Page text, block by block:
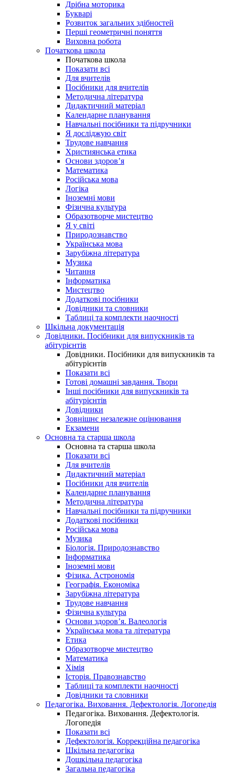
Дрібна моторика
Букварі
Розвиток загальних здібностей
Перші геометричні поняття
Виховна робота
Початкова школа
Початкова школа
Показати всі
Для вчителів
Посібники для вчителів
Методична література
Дидактичний матеріал
Календарне планування
Навчальні посібники та підручники
Я досліджую світ
Трудове навчання
Християнська етика
Основи здоров’я
Математика
Російська мова
Логіка
Іноземні мови
Фізична культура
Образотворче мистецтво
Я у світі
Природознавство
Українська мова
Зарубіжна література
Музика
Читання
Інформатика
Мистецтво
Додаткові посібники
Довідники та словники
Таблиці та комплекти наочності
Шкільна документація
Довідники. Посібники для випускників та
абітурієнтів
Довідники. Посібники для випускників та
абітурієнтів
Показати всі
Готові домашні завдання. Твори
Інші посібники для випускників та
абітурієнтів
Довідники
Зовнішнє незалежне оцінювання
Екзамени
Основна та старша школа
Основна та старша школа
Показати всі
Для вчителів
Дидактичний матеріал
Посібники для вчителів
Календарне планування
Методична література
Навчальні посібники та підручники
Додаткові посібники
Російська мова
Музика
Біологія. Природознавство
Інформатика
Іноземні мови
Фізика. Астрономія
Географія. Економіка
Зарубіжна література
Трудове навчання
Фізична культура
Основи здоров’я. Валеологія
Українська мова та література
Етика
Образотворче мистецтво
Математика
Хімія
Історія. Правознавство
Таблиці та комплекти наочності
Довідники та словники
Педагогіка. Виховання. Дефектологія. Логопедія
Педагогіка. Виховання. Дефектологія.
Логопедія
Показати всі
Дефектологія. Коррекційна педагогіка
Шкільна педагогіка
Дошкільна педагогіка
Загальна педагогіка